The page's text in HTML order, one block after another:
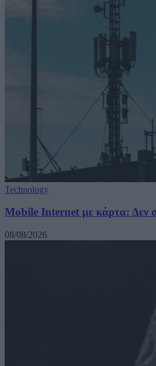
Technology
Mobile Internet με κάρτα: Δεν
08/08/2026